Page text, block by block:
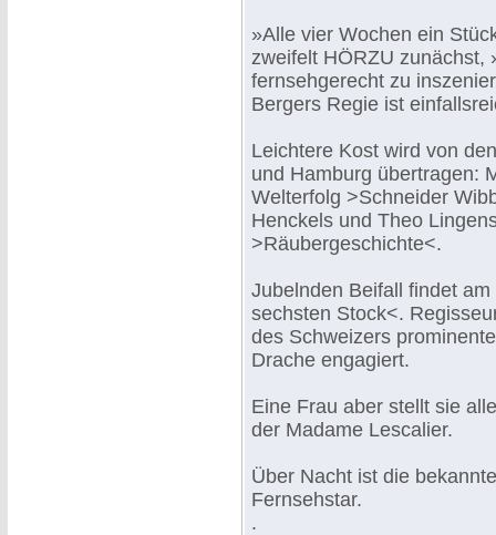
»Alle vier Wochen ein
zweifelt HÖRZU zunächst,
fernsehgerecht zu
Bergers Regie ist
Leichtere Kost wird von
und Hamburg übertragen:
Welterfolg >Schneider
Henckels und Theo
>Räubergeschichte<.
Jubelnden Beifall findet
sechsten Stock<.
des Schweizers
Drache engagiert.
Eine Frau aber stellt sie
der Madame Lescalier.
Über Nacht ist die
Fernsehstar.
.